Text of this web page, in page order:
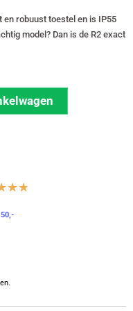
en robuust toestel en is IP55
model? Dan is de R2 exact
★★